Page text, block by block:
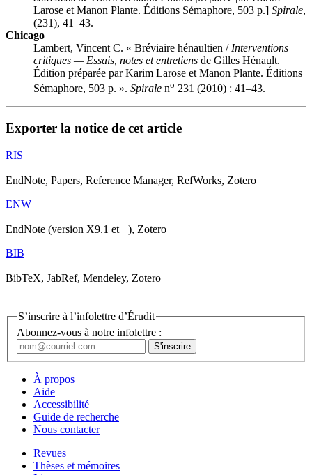
Larose et Manon Plante. Éditions Sémaphore, 503 p.] Spirale,
(231), 41–43.
Chicago
Lambert, Vincent C. « Bréviaire hénaultien / Interventions
critiques — Essais, notes et entretiens de Gilles Hénault.
Édition préparée par Karim Larose et Manon Plante. Éditions
Sémaphore, 503 p. ». Spirale no 231 (2010) : 41–43.
Exporter la notice de cet article
RIS
EndNote, Papers, Reference Manager, RefWorks, Zotero
ENW
EndNote (version X9.1 et +), Zotero
BIB
BibTeX, JabRef, Mendeley, Zotero
S’inscrire à l’infolettre d’Érudit
Abonnez-vous à notre infolettre :
À propos
Aide
Accessibilité
Guide de recherche
Nous contacter
Revues
Thèses et mémoires